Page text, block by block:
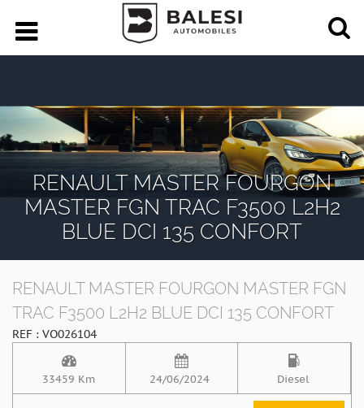
RENAULT MASTER FOURGON
MASTER FGN TRAC F3500 L2H2
BLUE DCI 135 CONFORT
RENAULT MASTER FOURGON MASTER FGN
TRAC F3500 L2H2 BLUE DCI 135 CONFORT
REF : VO026104
33459 Km 24/06/2024 Diesel